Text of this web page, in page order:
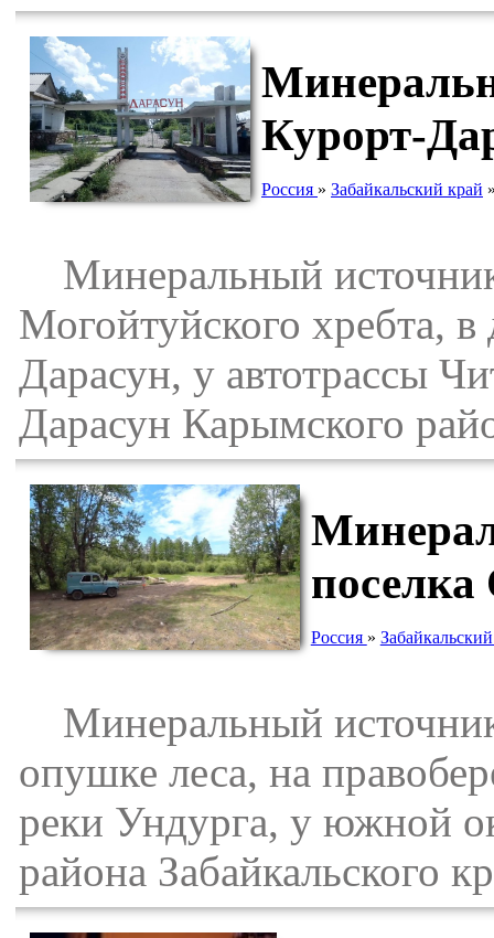
Курорт-
Россия » Забайкальский край
Минеральный
Могойтуйского хребта,
Дарасун, у автотрассы
Дарасун Карымского
Россия »
Минеральный
опушке леса, на
реки Ундурга, у южной
района Забайкальского